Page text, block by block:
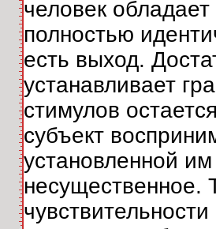
человек
полностью
есть выход.
устанавливает
стимулов
субъект
установленной
несущественное.